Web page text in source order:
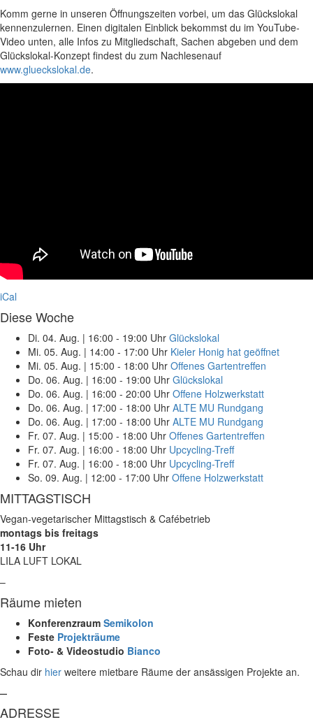
Komm gerne in unseren Öffnungszeiten vorbei, um das Glückslokal
kennenzulernen. Einen digitalen Einblick bekommst du im YouTube-
Video unten, alle Infos zu Mitgliedschaft, Sachen abgeben und dem
Glückslokal-Konzept findest du zum Nachlesenauf
www.glueckslokal.de.
iCal
Diese Woche
Di. 04. Aug. | 16:00 - 19:00 Uhr Glückslokal
Mi. 05. Aug. | 14:00 - 17:00 Uhr Kieler Honig hat geöffnet
Mi. 05. Aug. | 15:00 - 18:00 Uhr Offenes Gartentreffen
Do. 06. Aug. | 16:00 - 19:00 Uhr Glückslokal
Do. 06. Aug. | 16:00 - 20:00 Uhr Offene Holzwerkstatt
Do. 06. Aug. | 17:00 - 18:00 Uhr ALTE MU Rundgang
Do. 06. Aug. | 17:00 - 18:00 Uhr ALTE MU Rundgang
Fr. 07. Aug. | 15:00 - 18:00 Uhr Offenes Gartentreffen
Fr. 07. Aug. | 16:00 - 18:00 Uhr Upcycling-Treff
Fr. 07. Aug. | 16:00 - 18:00 Uhr Upcycling-Treff
So. 09. Aug. | 12:00 - 17:00 Uhr Offene Holzwerkstatt
MITTAGSTISCH
Vegan-vegetarischer Mittagstisch & Cafébetrieb
montags bis freitags
11-16 Uhr
LILA LUFT LOKAL
–
Räume mieten
Konferenzraum Semikolon
Feste Projekträume
Foto- & Videostudio Bianco
Schau dir hier weitere mietbare Räume der ansässigen Projekte an.
–
ADRESSE